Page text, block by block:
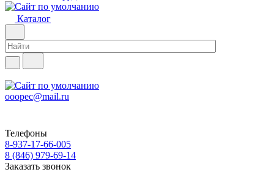
Каталог
ooopec@mail.ru
Телефоны
8-937-17-66-005
8 (846) 979-69-14
Заказать звонок